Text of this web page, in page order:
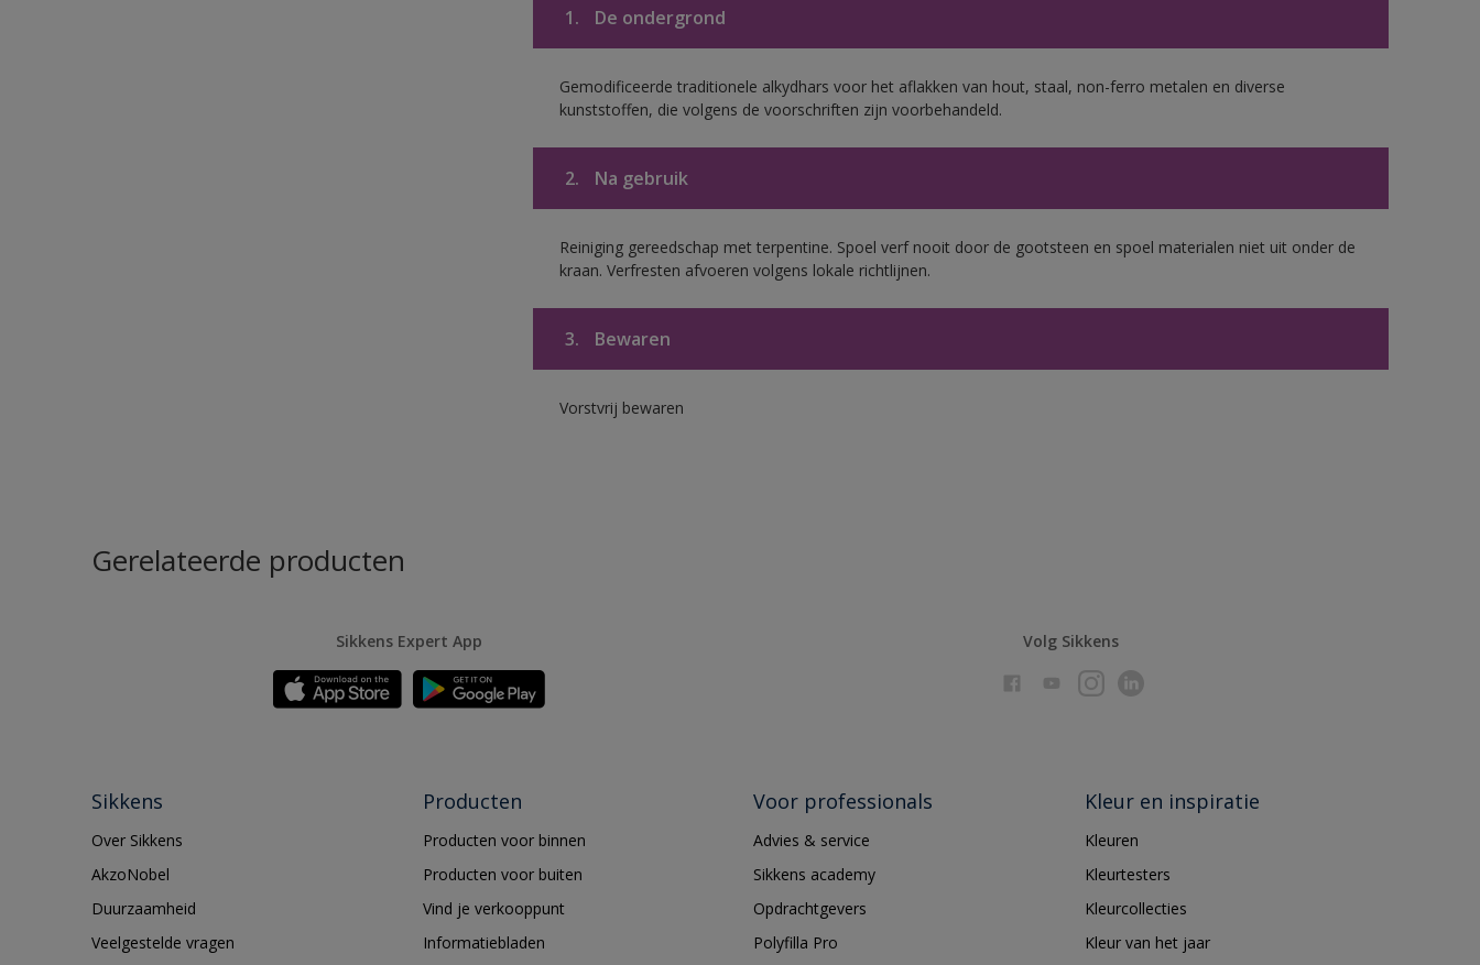
1. De ondergrond
Gemodificeerde traditionele alkydhars voor het aflakken van hout, staal, non-ferro metalen en diverse
kunststoffen, die volgens de voorschriften zijn voorbehandeld.
2. Na gebruik
Reiniging gereedschap met terpentine. Spoel verf nooit door de gootsteen en spoel materialen niet uit onder de
kraan. Verfresten afvoeren volgens lokale richtlijnen.
3. Bewaren
Vorstvrij bewaren
Gerelateerde producten
Sikkens Expert App Volg Sikkens
Sikkens
Over Sikkens
AkzoNobel
Duurzaamheid
Veelgestelde vragen
Producten
Producten voor binnen
Producten voor buiten
Vind je verkooppunt
Informatiebladen
Voor professionals
Advies & service
Sikkens academy
Opdrachtgevers
Polyfilla Pro
Kleur en inspiratie
Kleuren
Kleurtesters
Kleurcollecties
Kleur van het jaar